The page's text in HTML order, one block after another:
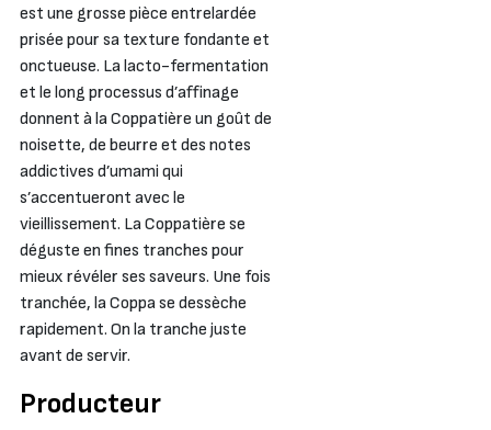
est une grosse pièce entrelardée
prisée pour sa texture fondante et
onctueuse. La lacto-fermentation
et le long processus d’affinage
donnent à la Coppatière un goût de
noisette, de beurre et des notes
addictives d’umami qui
s’accentueront avec le
vieillissement. La Coppatière se
déguste en fines tranches pour
mieux révéler ses saveurs. Une fois
tranchée, la Coppa se dessèche
rapidement. On la tranche juste
avant de servir.
Producteur